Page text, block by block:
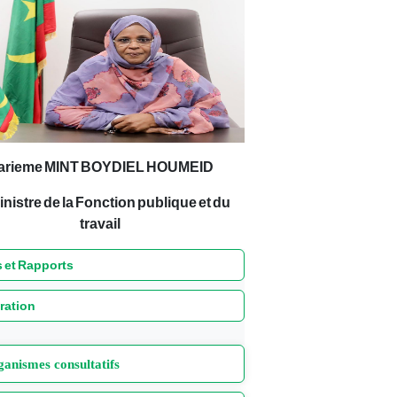
MINT BOYDIEL HOUMEID
de la Fonction publique et du
travail
et Rapports
consultatifs